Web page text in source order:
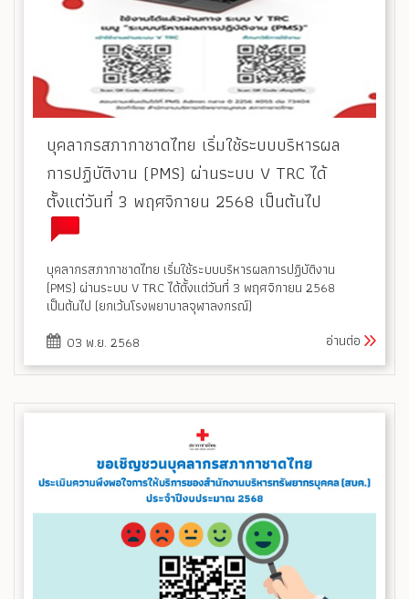
บุคลากรสภากาชาดไทย เริ่มใช้ระบบบริหารผล
การปฏิบัติงาน (PMS) ผ่านระบบ V TRC ได้
ตั้งแต่วันที่ 3 พฤศจิกายน 2568 เป็นต้นไป
บุคลากรสภากาชาดไทย เริ่มใช้ระบบบริหารผลการปฏิบัติงาน
(PMS) ผ่านระบบ V TRC ได้ตั้งแต่วันที่ 3 พฤศจิกายน 2568
เป็นต้นไป (ยกเว้นโรงพยาบาลจุฬาลงกรณ์)
03 พ.ย. 2568
อ่านต่อ